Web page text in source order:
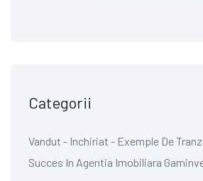
Categorii
Vandut - Inchiriat - Exemple De
Succes In Agentia Imobiliara